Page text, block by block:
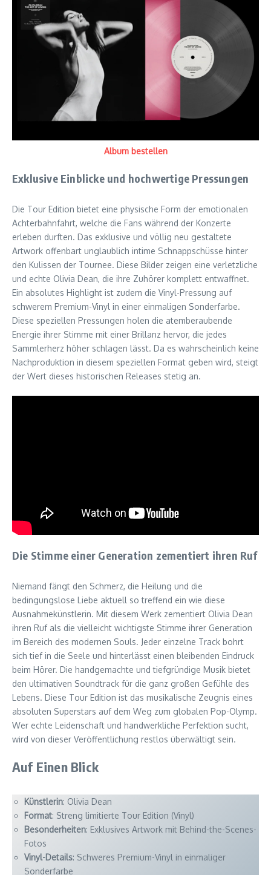
Album bestellen
Exklusive Einblicke und hochwertige Pressungen
Die Tour Edition bietet eine physische Form der emotionalen
Achterbahnfahrt, welche die Fans während der Konzerte
erleben durften. Das exklusive und völlig neu gestaltete
Artwork offenbart unglaublich intime Schnappschüsse hinter
den Kulissen der Tournee. Diese Bilder zeigen eine verletzliche
und echte Olivia Dean, die ihre Zuhörer komplett entwaffnet.
Ein absolutes Highlight ist zudem die Vinyl-Pressung auf
schwerem Premium-Vinyl in einer einmaligen Sonderfarbe.
Diese speziellen Pressungen holen die atemberaubende
Energie ihrer Stimme mit einer Brillanz hervor, die jedes
Sammlerherz höher schlagen lässt. Da es wahrscheinlich keine
Nachproduktion in diesem speziellen Format geben wird, steigt
der Wert dieses historischen Releases stetig an.
Die Stimme einer Generation zementiert ihren Ruf
Niemand fängt den Schmerz, die Heilung und die
bedingungslose Liebe aktuell so treffend ein wie diese
Ausnahmekünstlerin. Mit diesem Werk zementiert Olivia Dean
ihren Ruf als die vielleicht wichtigste Stimme ihrer Generation
im Bereich des modernen Souls. Jeder einzelne Track bohrt
sich tief in die Seele und hinterlässt einen bleibenden Eindruck
beim Hörer. Die handgemachte und tiefgründige Musik bietet
den ultimativen Soundtrack für die ganz großen Gefühle des
Lebens. Diese Tour Edition ist das musikalische Zeugnis eines
absoluten Superstars auf dem Weg zum globalen Pop-Olymp.
Wer echte Leidenschaft und handwerkliche Perfektion sucht,
wird von dieser Veröffentlichung restlos überwältigt sein.
Auf Einen Blick
Künstlerin: Olivia Dean
Format: Streng limitierte Tour Edition (Vinyl)
Besonderheiten: Exklusives Artwork mit Behind-the-Scenes-
Fotos
Vinyl-Details: Schweres Premium-Vinyl in einmaliger
Sonderfarbe